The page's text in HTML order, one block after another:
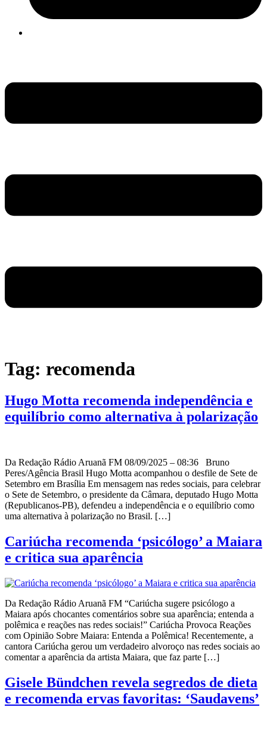
Tag: recomenda
Hugo Motta recomenda independência e
equilíbrio como alternativa à polarização
Da Redação Rádio Aruanã FM 08/09/2025 – 08:36 Bruno
Peres/Agência Brasil Hugo Motta acompanhou o desfile de Sete de
Setembro em Brasília Em mensagem nas redes sociais, para celebrar
o Sete de Setembro, o presidente da Câmara, deputado Hugo Motta
(Republicanos-PB), defendeu a independência e o equilíbrio como
uma alternativa à polarização no Brasil. […]
Cariúcha recomenda ‘psicólogo’ a Maiara
e critica sua aparência
Da Redação Rádio Aruanã FM “Cariúcha sugere psicólogo a
Maiara após chocantes comentários sobre sua aparência; entenda a
polêmica e reações nas redes sociais!” Cariúcha Provoca Reações
com Opinião Sobre Maiara: Entenda a Polêmica! Recentemente, a
cantora Cariúcha gerou um verdadeiro alvoroço nas redes sociais ao
comentar a aparência da artista Maiara, que faz parte […]
Gisele Bündchen revela segredos de dieta
e recomenda ervas favoritas: ‘Saudavens’